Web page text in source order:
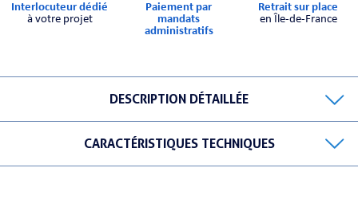
Interlocuteur dédié
à votre projet
Paiement par
mandats
administratifs
Retrait sur place
en Île-de-France
DESCRIPTION DÉTAILLÉE
CARACTÉRISTIQUES TECHNIQUES